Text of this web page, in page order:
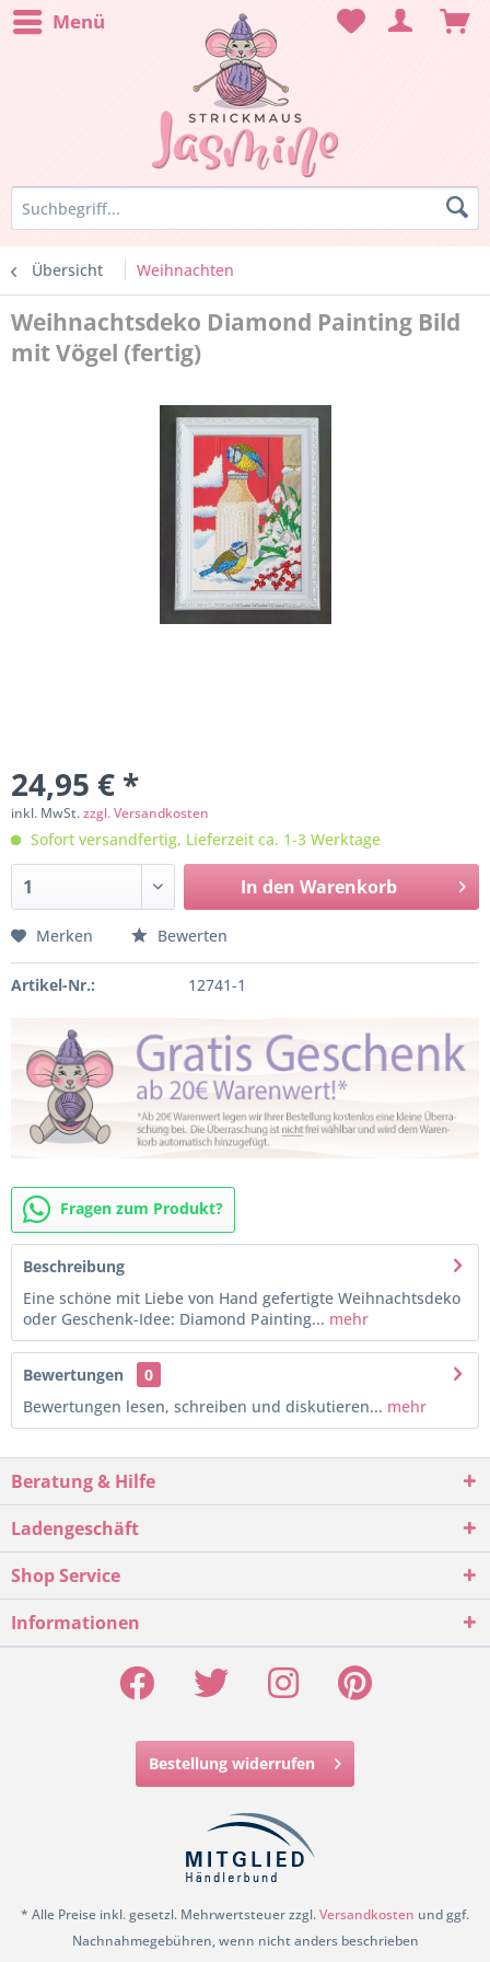
Menü
Übersicht Weihnachten
Weihnachtsdeko Diamond Painting Bild
mit Vögel (fertig)
24,95 € *
inkl. MwSt.zzgl. Versandkosten
Sofort versandfertig, Lieferzeit ca. 1-3 Werktage
In den Warenkorb
Merken Bewerten
Artikel-Nr.: 12741-1
Fragen zum Produkt?
Beschreibung
Eine schöne mit Liebe von Hand gefertigte Weihnachtsdeko
oder Geschenk-Idee: Diamond Painting... mehr
Bewertungen
0
Bewertungen lesen, schreiben und diskutieren... mehr
Beratung & Hilfe
Ladengeschäft
Shop Service
Informationen
Bestellung widerrufen
* Alle Preise inkl. gesetzl. Mehrwertsteuer zzgl.Versandkosten und ggf.
Nachnahmegebühren, wenn nicht anders beschrieben